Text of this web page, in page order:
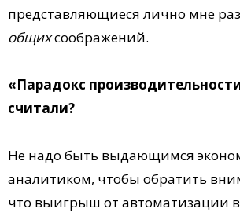
представляющиеся лично мне
общихсоображений.
«Парадокс
считали?
Не надо быть выдающимся
аналитиком, чтобы обратить
что выигрыш от автоматизации